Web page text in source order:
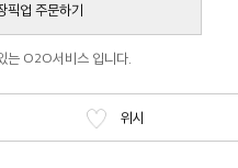
픽업 주문하기
는 O2O서비스 입니다.
위시